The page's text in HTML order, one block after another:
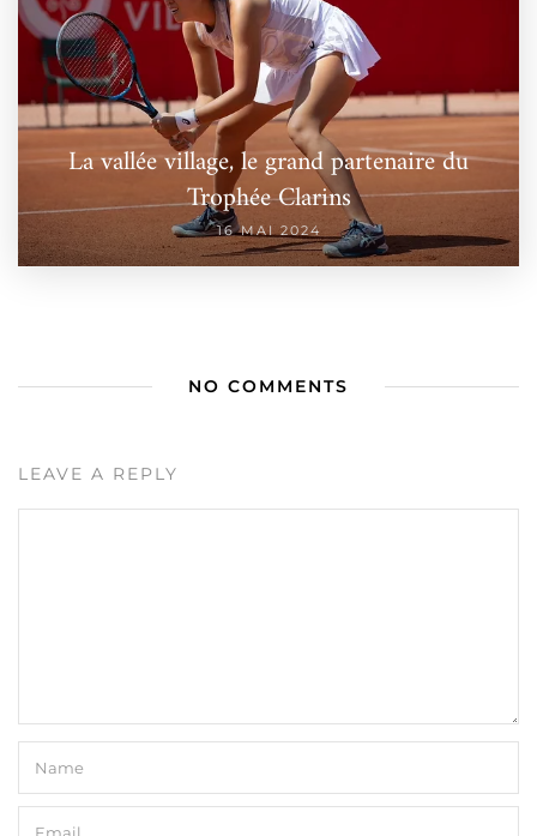
La vallée village, le grand partenaire du
Trophée Clarins
16 MAI 2024
NO COMMENTS
LEAVE A REPLY